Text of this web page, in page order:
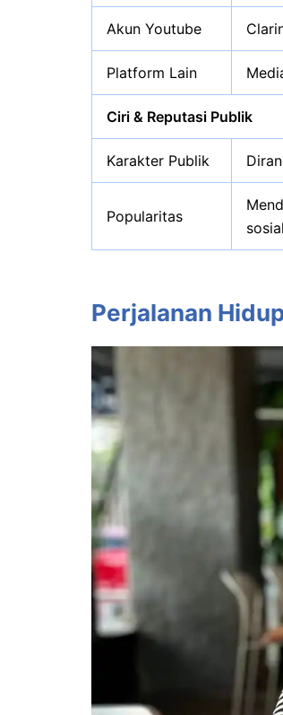
Akun Youtube
Platform Lain
Ciri & Reputasi Publik
Karakter Publik
Popularitas
sosial
Perjalanan